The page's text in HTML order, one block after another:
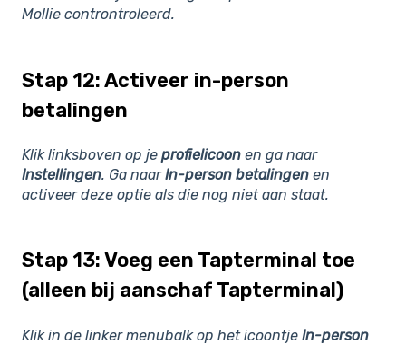
Mollie controntroleerd.
Stap 12: Activeer in-person
betalingen
Klik linksboven op je profielicoon en ga naar
Instellingen. Ga naarIn-person betalingen en
activeer deze optie als die nog niet aan staat.
Stap 13: Voeg een Tapterminal toe
(alleen bij aanschaf Tapterminal)
Klik in de linker menubalk op het icoontje In-person